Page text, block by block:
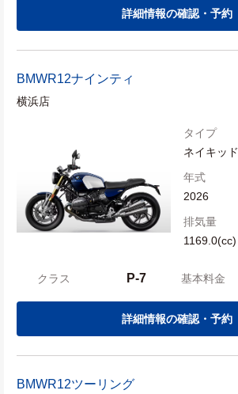
詳細情報の確認・予約
BMWR12ナインティ
横浜店
タイプ
ネイキッド
年式
2026
排気量
1169.0(cc)
クラス P-7 基本料金
詳細情報の確認・予約
BMWR12ツーリング